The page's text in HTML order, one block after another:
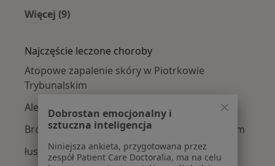
Więcej (9)
Najczęście leczone choroby
Atopowe zapalenie skóry w Piotrkowie
Trybunalskim
Alergie skórne w Piotrkowie Trybunalskim
Brodawki wirusowe w Piotrkowie Trybunalskim
łuszczyca w Piotrkowie Trybunalskim
Dobrostan emocjonalny i
sztuczna inteligencja
Niniejsza ankieta, przygotowana przez
zespół Patient Care Doctoralia, ma na celu